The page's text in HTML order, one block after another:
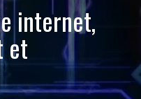
internet,
et